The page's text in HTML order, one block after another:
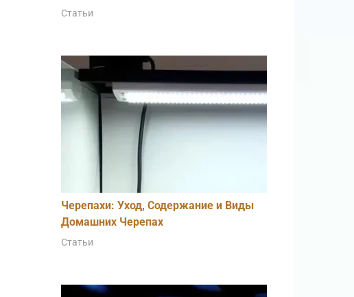
Статьи
Черепахи: Уход, Содержание и Виды
Домашних Черепах
Статьи